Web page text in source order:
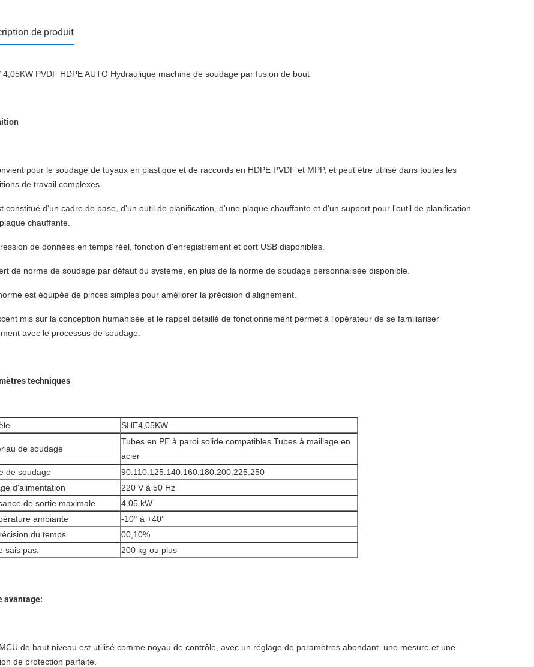
de produit
4,05KW PVDF HDPE AUTO Hydraulique machine de soudage par fusion de bout
pour le soudage de tuyaux en plastique et de raccords en HDPE PVDF et MPP, et peut être utilisé dans toutes les
de travail complexes.
constitué d'un cadre de base, d'un outil de planification, d'une plaque chauffante et d'un support pour l'outil de planification
chauffante.
de données en temps réel, fonction d'enregistrement et port USB disponibles.
de norme de soudage par défaut du système, en plus de la norme de soudage personnalisée disponible.
est équipée de pinces simples pour améliorer la précision d'alignement.
mis sur la conception humanisée et le rappel détaillé de fonctionnement permet à l'opérateur de se familiariser
avec le processus de soudage.
techniques
SHE4,05KW
de soudage
Tubes en PE à paroi solide compatibles Tubes à maillage en
acier
de soudage
90.110.125.140.160.180.200.225.250
d'alimentation
220 V à 50 Hz
de sortie maximale
4.05 kW
ambiante
-10° à +40°
du temps
00,10%
sais pas.
200 kg ou plus
avantage:
de haut niveau est utilisé comme noyau de contrôle, avec un réglage de paramètres abondant, une mesure et une
de protection parfaite.